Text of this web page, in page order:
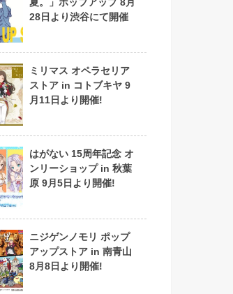
28日より渋谷にて開催
ミリマス オペラセリア
ストア in コトブキヤ 9
月11日より開催!
はがない 15周年記念 オ
ンリーショップ in 秋葉
原 9月5日より開催!
ニジゲンノモリ ポップ
アップストア in 南青山
8月8日より開催!